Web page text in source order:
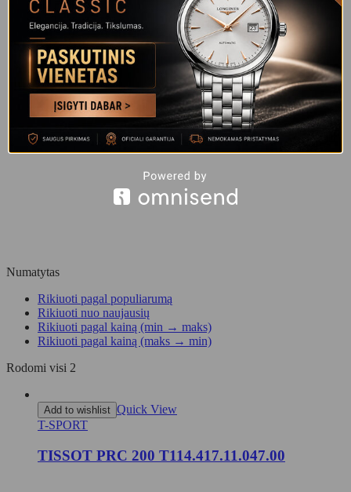
Numatytas
Rikiuoti pagal populiarumą
Rikiuoti nuo naujausių
Rikiuoti pagal kainą (min → maks)
Rikiuoti pagal kainą (maks → min)
Rodomi visi 2
Add to wishlist Quick View
T-SPORT
TISSOT PRC 200 T114.417.11.047.00